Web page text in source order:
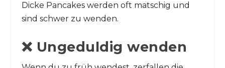
Dicke Pancakes werden oft matschig und
sind schwer zu wenden.
❌ Ungeduldig wenden